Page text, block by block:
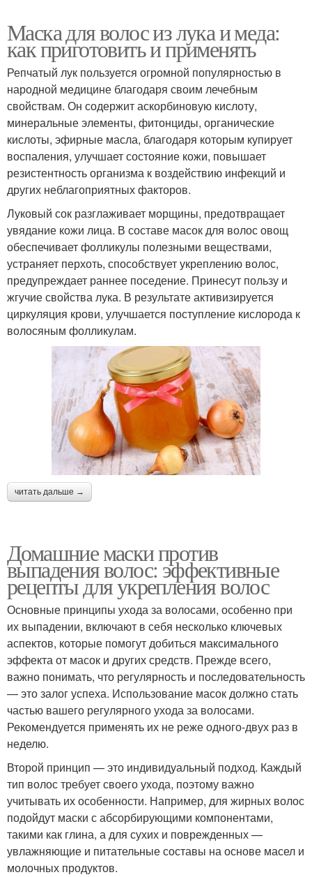
Маска для волос из лука и меда:
как приготовить и применять
Репчатый лук пользуется огромной популярностью в
народной медицине благодаря своим лечебным
свойствам. Он содержит аскорбиновую кислоту,
минеральные элементы, фитонциды, органические
кислоты, эфирные масла, благодаря которым купирует
воспаления, улучшает состояние кожи, повышает
резистентность организма к воздействию инфекций и
других неблагоприятных факторов.
Луковый сок разглаживает морщины, предотвращает
увядание кожи лица. В составе масок для волос овощ
обеспечивает фолликулы полезными веществами,
устраняет перхоть, способствует укреплению волос,
предупреждает раннее поседение. Принесут пользу и
жгучие свойства лука. В результате активизируется
циркуляция крови, улучшается поступление кислорода к
волосяным фолликулам.
читать дальше →
Домашние маски против
выпадения волос: эффективные
рецепты для укрепления волос
Основные принципы ухода за волосами, особенно при
их выпадении, включают в себя несколько ключевых
аспектов, которые помогут добиться максимального
эффекта от масок и других средств. Прежде всего,
важно понимать, что регулярность и последовательность
— это залог успеха. Использование масок должно стать
частью вашего регулярного ухода за волосами.
Рекомендуется применять их не реже одного-двух раз в
неделю.
Второй принцип — это индивидуальный подход. Каждый
тип волос требует своего ухода, поэтому важно
учитывать их особенности. Например, для жирных волос
подойдут маски с абсорбирующими компонентами,
такими как глина, а для сухих и поврежденных —
увлажняющие и питательные составы на основе масел и
молочных продуктов.